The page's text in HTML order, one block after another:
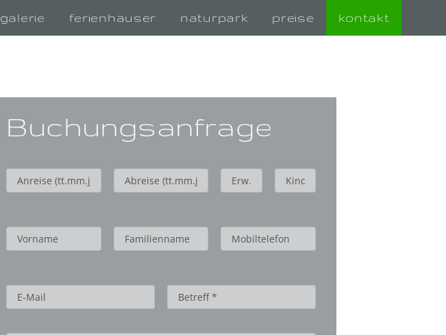
galerie ferienhäuser naturpark preise kontakt
Buchungsanfrage